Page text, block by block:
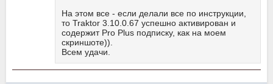
На этом все - если делали все по инструкции,
то Traktor 3.10.0.67 успешно активирован и
содержит Pro Plus подписку, как на моем
скриншоте)).
Всем удачи.